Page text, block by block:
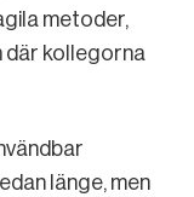
metoder,
där kollegorna
länge, men